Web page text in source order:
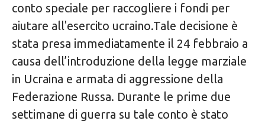
conto speciale per raccogliere i fondi per
aiutare all'esercito ucraino.Tale decisione è
stata presa immediatamente il 24 febbraio a
causa dell’introduzione della legge marziale
in Ucraina e armata di aggressione della
Federazione Russa. Durante le prime due
settimane di guerra su tale conto è stato